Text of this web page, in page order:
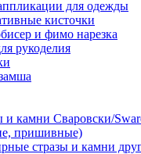
для одежды
кисточки
и фимо нарезка
рукоделия
и камни Сваровски/
пришивные)
стразы и камни